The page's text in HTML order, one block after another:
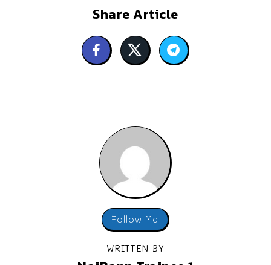
Share Article
Follow Me
WRITTEN BY